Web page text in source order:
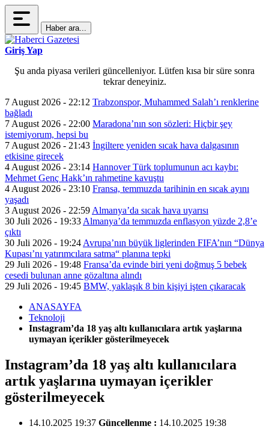
Haber ara...
Giriş Yap
Şu anda piyasa verileri güncelleniyor. Lütfen kısa bir süre sonra
tekrar deneyiniz.
7 August 2026 - 22:12 Trabzonspor, Muhammed Salah’ı renklerine
bağladı
7 August 2026 - 22:00 Maradona’nın son sözleri: Hiçbir şey
istemiyorum, hepsi bu
7 August 2026 - 21:43 İngiltere yeniden sıcak hava dalgasının
etkisine girecek
4 August 2026 - 23:14 Hannover Türk toplumunun acı kaybı:
Mehmet Genç Hakk’ın rahmetine kavuştu
4 August 2026 - 23:10 Fransa, temmuzda tarihinin en sıcak ayını
yaşadı
3 August 2026 - 22:59 Almanya’da sıcak hava uyarısı
30 Juli 2026 - 19:33 Almanya’da temmuzda enflasyon yüzde 2,8’e
çıktı
30 Juli 2026 - 19:24 Avrupa’nın büyük liglerinden FIFA’nın “Dünya
Kupası’nı yatırımcılara satma“ planına tepki
29 Juli 2026 - 19:48 Fransa’da evinde biri yeni doğmuş 5 bebek
cesedi bulunan anne gözaltına alındı
29 Juli 2026 - 19:45 BMW, yaklaşık 8 bin kişiyi işten çıkaracak
ANASAYFA
Teknoloji
Instagram’da 18 yaş altı kullanıcılara artık yaşlarına
uymayan içerikler gösterilmeyecek
Instagram’da 18 yaş altı kullanıcılara
artık yaşlarına uymayan içerikler
gösterilmeyecek
14.10.2025 19:37 Güncellenme : 14.10.2025 19:38